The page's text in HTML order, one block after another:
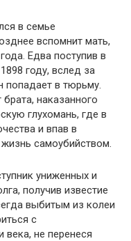
в семье
вспомнит мать,
Едва поступив в
году, вслед за
попадает в тюрьму.
наказанного
глухомань, где в
и впав в
самоубийством.
униженных и
получив известие
выбитым из колеи
с
века, не перенеся